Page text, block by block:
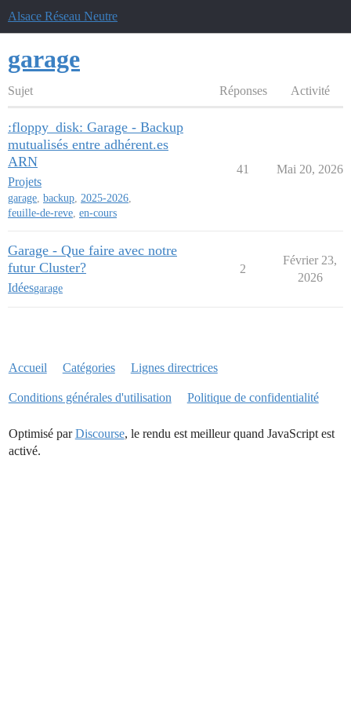
Alsace Réseau Neutre
garage
Sujet Réponses Activité
:floppy_disk: Garage - Backup
mutualisés entre adhérent.es
ARN
Projets
garage, backup, 2025-2026,
feuille-de-reve, en-cours
41 Mai 20, 2026
Garage - Que faire avec notre
futur Cluster?
Idéesgarage
2
Février 23,
2026
Accueil Catégories Lignes directrices
Conditions générales d'utilisation Politique de confidentialité
Optimisé parDiscourse, le rendu est meilleur quand JavaScript est
activé.